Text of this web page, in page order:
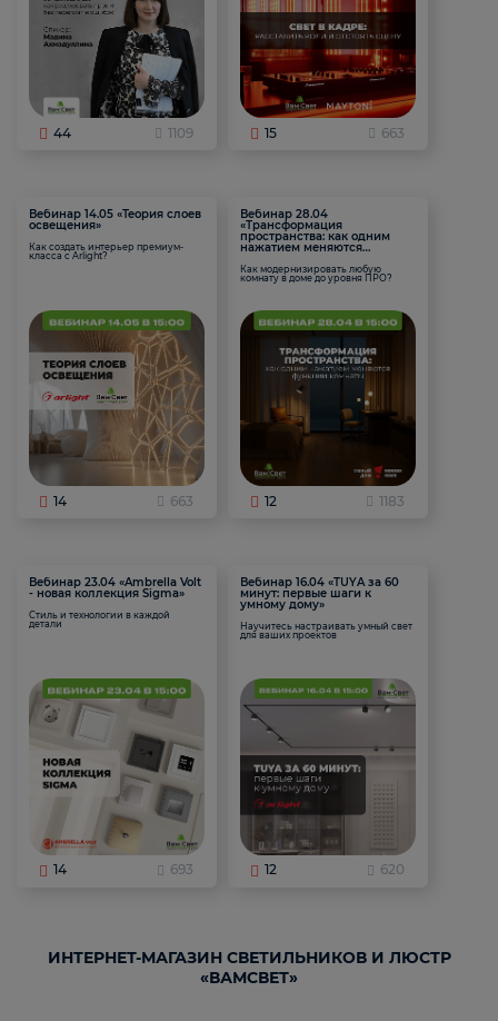
44 1109 15 663
Вебинар 14.05 «Теория слоев
освещения»
Как создать интерьер премиум-
класса с Arlight?
14 663
Вебинар 28.04
«Трансформация
пространства: как одним
нажатием меняются
Как модернизировать любую
комнату в доме до уровня ПРО?
12 1183
Вебинар 23.04 «Ambrella Volt
- новая коллекция Sigma»
Стиль и технологии в каждой
детали
14 693
Вебинар 16.04 «TUYA за 60
минут: первые шаги к
умному дому»
Научитесь настраивать умный свет
для ваших проектов
12 620
ИНТЕРНЕТ-МАГАЗИН СВЕТИЛЬНИКОВ И ЛЮСТР
«ВАМСВЕТ»